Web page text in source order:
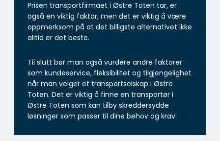
Prisen transportfirmaet i Østre Toten tar, er
også en viktig faktor, men det er viktig å være
oppmerksom på at det billigste alternativet ikke
alltid er det beste.
Til slutt bør man også vurdere andre faktorer
som kundeservice, fleksibilitet og tilgjengelighet
når man velger et transportselskap i Østre
Toten. Det er viktig å finne en transportør i
Østre Toten som kan tilby skreddersydde
løsninger som passer til dine behov og krav.